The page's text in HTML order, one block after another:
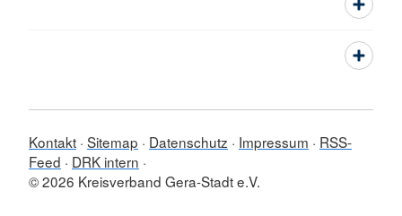
Kontakt Sitemap Datenschutz Impressum
RSS-
Feed
DRK intern
© 2026 Kreisverband Gera-Stadt e.V.